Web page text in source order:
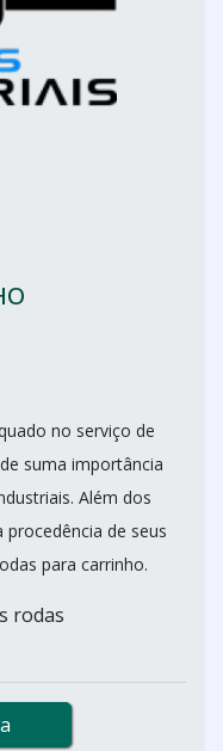
no serviço de
suma importância
Além dos
de seus
para carrinho.
rodas